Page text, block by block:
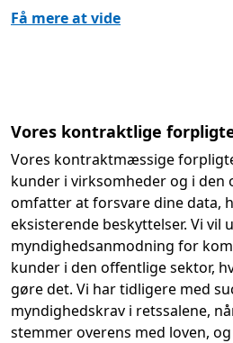
Få mere at vide
Vores kontraktlige
Vores kontraktmæssige
kunder i virksomheder og i den
omfatter at forsvare dine data,
eksisterende beskyttelser. Vi vil
myndighedsanmodning for
kunder i den offentlige sektor,
gøre det. Vi har tidligere med
myndighedskrav i retssalene,
stemmer overens med loven,